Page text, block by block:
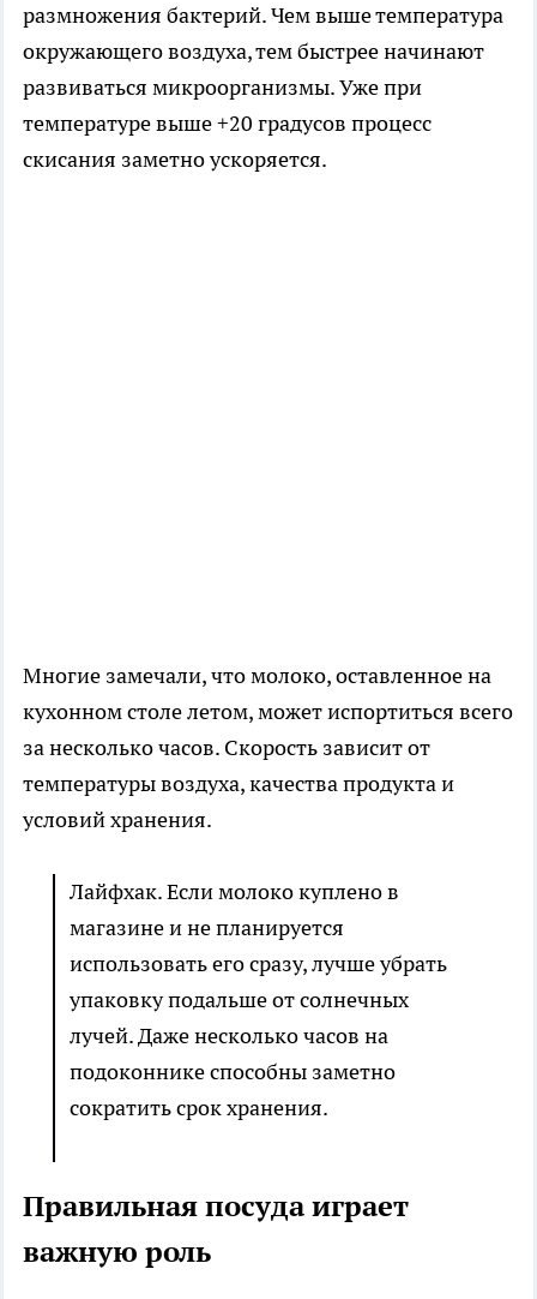
размножения бактерий. Чем выше температура
окружающего воздуха, тем быстрее начинают
развиваться микроорганизмы. Уже при
температуре выше +20 градусов процесс
скисания заметно ускоряется.
Многие замечали, что молоко, оставленное на
кухонном столе летом, может испортиться всего
за несколько часов. Скорость зависит от
температуры воздуха, качества продукта и
условий хранения.
Лайфхак. Если молоко куплено в
магазине и не планируется
использовать его сразу, лучше убрать
упаковку подальше от солнечных
лучей. Даже несколько часов на
подоконнике способны заметно
сократить срок хранения.
Правильная посуда играет
важную роль